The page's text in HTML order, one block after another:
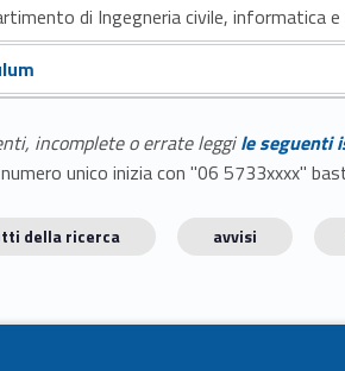
di Ingegneria civile, informatica
incomplete o errate leggile seguenti
unico inizia con "06 5733xxxx"
della ricerca avvisi